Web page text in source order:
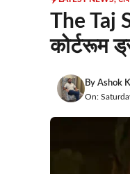
The Taj
कोर्टरूम
By Ashok
On: